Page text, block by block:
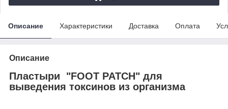
Описание Характеристики Доставка Оплата
Описание
Пластыри "FOOT PATCH" для
выведения токсинов из организма